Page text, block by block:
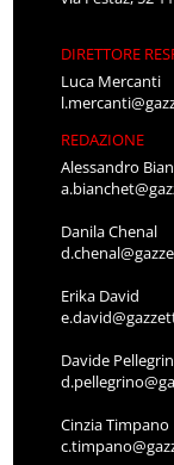
DIRETTORE
Luca Mercanti
REDAZIONE
Alessandro
Danila Chenal
Erika David
Davide
Cinzia Timpano